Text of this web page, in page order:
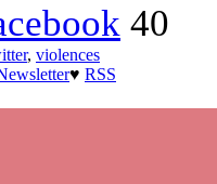
40
, violences
♥ RSS